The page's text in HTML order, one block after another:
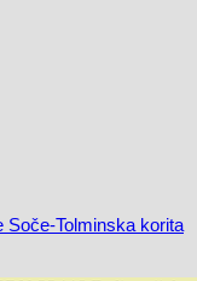
Soče-Tolminska korita